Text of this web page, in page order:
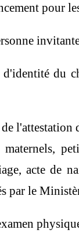
pour
du
l'attestation
maternels,
acte de
par le